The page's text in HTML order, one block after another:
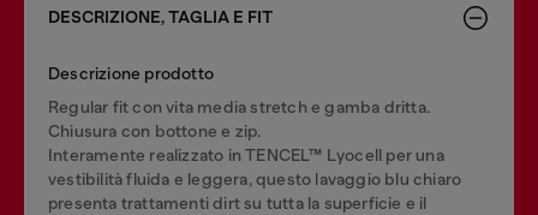
DESCRIZIONE, TAGLIA E FIT
Descrizione prodotto
Regular fit con vita media stretch e gamba dritta.
Chiusura con bottone e zip.
Interamente realizzato in TENCEL™ Lyocell per una
vestibilità fluida e leggera, questo lavaggio blu chiaro
presenta trattamenti dirt su tutta la superficie e il